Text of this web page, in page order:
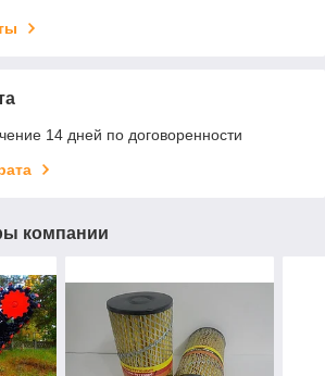
14 дней по договоренности
компании